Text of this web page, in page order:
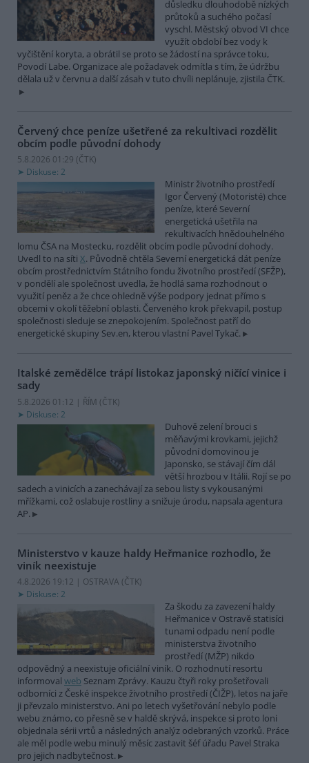
důsledku dlouhodobě nízkých
průtoků a suchého počasí
vyschl. Městský obvod VI chce
využít období bez vody k
vyčištění koryta, a obrátil se proto se žádostí na správce toku,
Povodí Labe. Organizace ale požadavek odmítla s tím, že údržbu
dělala už v červnu a další zásah v tuto chvíli neplánuje, zjistila ČTK.
Červený chce peníze ušetřené za rekultivaci rozdělit
obcím podle původní dohody
5.8.2026 01:29 (ČTK)
Diskuse: 2
Ministr životního prostředí
Igor Červený (Motoristé) chce
peníze, které Severní
energetická ušetřila na
rekultivacích hnědouhelného
lomu ČSA na Mostecku, rozdělit obcím podle původní dohody.
Uvedl to na síti X. Původně chtěla Severní energetická dát peníze
obcím prostřednictvím Státního fondu životního prostředí (SFŽP),
v pondělí ale společnost uvedla, že hodlá sama rozhodnout o
využití peněz a že chce ohledně výše podpory jednat přímo s
obcemi v okolí těžební oblasti. Červeného krok překvapil, postup
společnosti sleduje se znepokojením. Společnost patří do
energetické skupiny Sev.en, kterou vlastní Pavel Tykač.
Italské zemědělce trápí listokaz japonský ničící vinice i
sady
5.8.2026 01:12 | ŘÍM (ČTK)
Diskuse: 2
Duhově zelení brouci s
měňavými krovkami, jejichž
původní domovinou je
Japonsko, se stávají čím dál
větší hrozbou v Itálii. Rojí se po
sadech a vinicích a zanechávají za sebou listy s vykousanými
mřížkami, což oslabuje rostliny a snižuje úrodu, napsala agentura
AP.
Ministerstvo v kauze haldy Heřmanice rozhodlo, že
viník neexistuje
4.8.2026 19:12 | OSTRAVA (ČTK)
Diskuse: 2
Za škodu za zavezení haldy
Heřmanice v Ostravě statisíci
tunami odpadu není podle
ministerstva životního
prostředí (MŽP) nikdo
odpovědný a neexistuje oficiální viník. O rozhodnutí resortu
informoval web Seznam Zprávy. Kauzu čtyři roky prošetřovali
odborníci z České inspekce životního prostředí (ČIŽP), letos na jaře
ji převzalo ministerstvo. Ani po letech vyšetřování nebylo podle
webu známo, co přesně se v haldě skrývá, inspekce si proto loni
objednala sérii vrtů a následných analýz odebraných vzorků. Práce
ale měl podle webu minulý měsíc zastavit šéf úřadu Pavel Straka
pro jejich nadbytečnost.